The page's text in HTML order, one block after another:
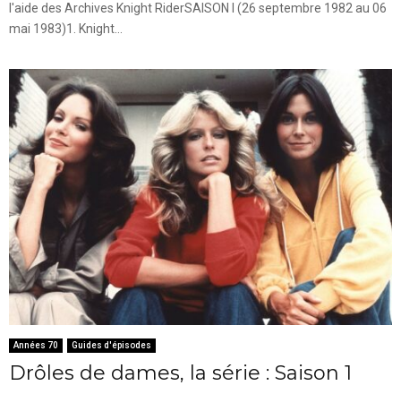
l'aide des Archives Knight RiderSAISON I (26 septembre 1982 au 06
mai 1983)1. Knight...
Années 70 Guides d'épisodes
Drôles de dames, la série : Saison 1